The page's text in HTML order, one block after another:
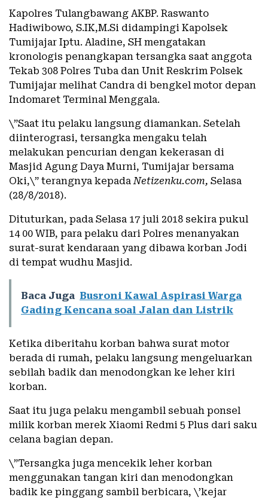
Kapolres Tulangbawang AKBP. Raswanto
Hadiwibowo, S.IK,M.Si didampingi Kapolsek
Tumijajar Iptu. Aladine, SH mengatakan
kronologis penangkapan tersangka saat anggota
Tekab 308 Polres Tuba dan Unit Reskrim Polsek
Tumijajar melihat Candra di bengkel motor depan
Indomaret Terminal Menggala.
\”Saat itu pelaku langsung diamankan. Setelah
diinterograsi, tersangka mengaku telah
melakukan pencurian dengan kekerasan di
Masjid Agung Daya Murni, Tumijajar bersama
Oki,\” terangnya kepadaNetizenku.com, Selasa
(28/8/2018).
Dituturkan, pada Selasa 17 juli 2018 sekira pukul
14 00 WIB, para pelaku dari Polres menanyakan
surat-surat kendaraan yang dibawa korban Jodi
di tempat wudhu Masjid.
Baca Juga Busroni Kawal Aspirasi Warga
Gading Kencana soal Jalan dan Listrik
Ketika diberitahu korban bahwa surat motor
berada di rumah, pelaku langsung mengeluarkan
sebilah badik dan menodongkan ke leher kiri
korban.
Saat itu juga pelaku mengambil sebuah ponsel
milik korban merek Xiaomi Redmi 5 Plus dari saku
celana bagian depan.
\”Tersangka juga mencekik leher korban
menggunakan tangan kiri dan menodongkan
badik ke pinggang sambil berbicara, \’kejar